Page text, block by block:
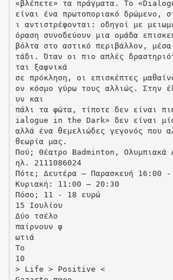
«βλέπετε» τα πράγματα. Το
είναι ένα πρωτοποριακό δρώμενο,
ι αντιστρέφονται: οδηγοί με
όραση συνοδεύουν μια ομάδα
βόλτα στο αστικό περιβάλλον,
τάδι. Όταν οι πιο απλές
ται ξαφνικά
σε πρόκληση, οι επισκέπτες
ον κόσμο γύρω τους αλλιώς. Στην
υν και
πάλι τα φώτα, τίποτε δεν είναι
ialogue in the Dark» δεν είναι
αλλά ένα θεμελιώδες γεγονός που
θεωρία μας.
Πού; Θέατρο Badminton, Ολυμπιακά
ηλ. 2111086024
Πότε; Δευτέρα – Παρασκευή 16:00
Κυριακή: 11:00 – 20:30
Πόσο; 11 - 18 ευρώ
15 Ιουλίου
Δύο τσέλο
παίρνουν φ
ωτιά
To
10
> Life > Positive <